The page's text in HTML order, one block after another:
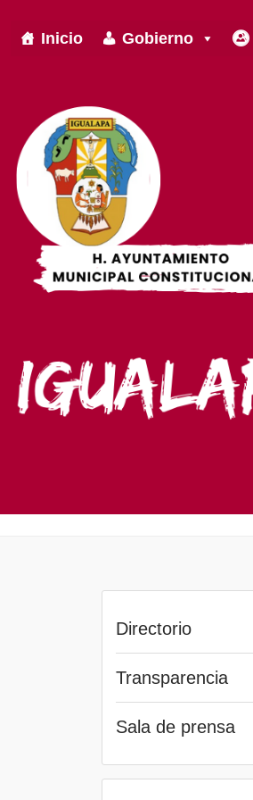
Inicio Gobierno
Directorio
Transparencia
Sala de prensa